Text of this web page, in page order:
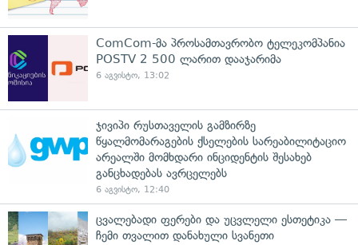
ComCom-მა პროსამთავრობო ტელეკომპანია
POSTV 2 500 ლარით დააჯარიმა
6 აგვისტო, 13:02
ჯივიპი რუსთაველის გამზირზე
წყალმომარაგების ქსელების სარეაბილიტაციო
არეალში მომხდარი ინციდენტის შესახებ
განცხადებას ავრცელებს
6 აგვისტო, 12:40
ცვალებადი ფერები და უცვლელი ესთეტიკა —
ჩემი თვალით დანახული სვანეთი